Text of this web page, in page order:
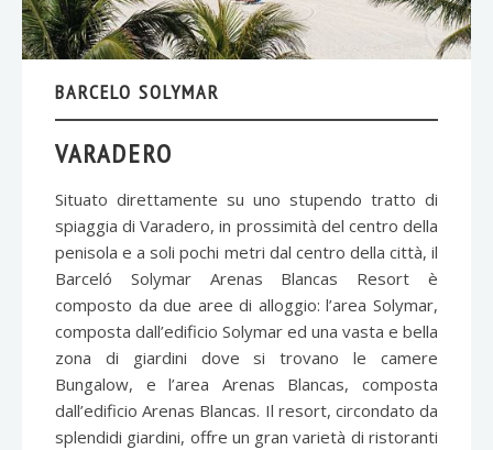
BARCELO SOLYMAR
VARADERO
Situato direttamente su uno stupendo tratto di
spiaggia di Varadero, in prossimità del centro della
penisola e a soli pochi metri dal centro della città, il
Barceló Solymar Arenas Blancas Resort è
composto da due aree di alloggio: l’area Solymar,
composta dall’edificio Solymar ed una vasta e bella
zona di giardini dove si trovano le camere
Bungalow, e l’area Arenas Blancas, composta
dall’edificio Arenas Blancas. Il resort, circondato da
splendidi giardini, offre un gran varietà di ristoranti